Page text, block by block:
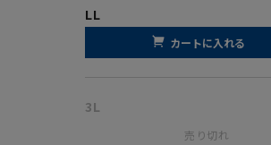
LL
カートに入れる
3L
売り切れ